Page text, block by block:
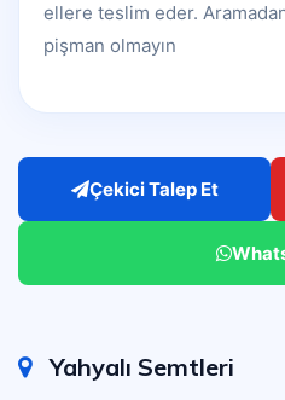
ellere teslim eder.
pişman olmayın
Çekici Talep Et
Yahyalı Semtleri